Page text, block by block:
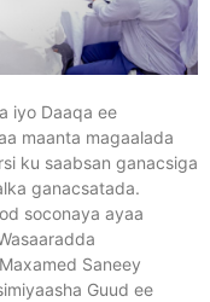
iyo Daaqa ee
maanta magaalada
ku saabsan ganacsiga
ganacsatada.
soconaya ayaa
Saneey
Guud ee